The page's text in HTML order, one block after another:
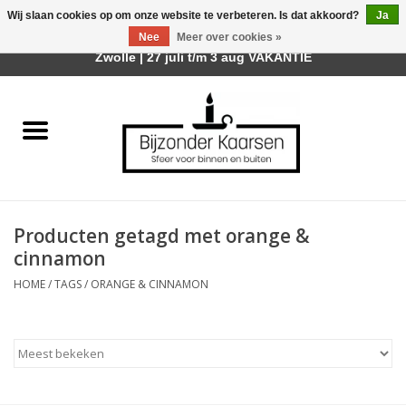
Räder Design Stories
Geurkaarsen
Tafelhaarden
Producten getagd met orange &
cinnamon
HOME/TAGS/ ORANGE & CINNAMON
Wij slaan cookies op om onze website te verbeteren. Is dat akkoord?
Ja
Nee
Meer over cookies »
Afhalen is mogelijk bij mijn winkel Trotz | Belvederelaan 107
Zwolle | 27 juli t/m 3 aug VAKANTIE